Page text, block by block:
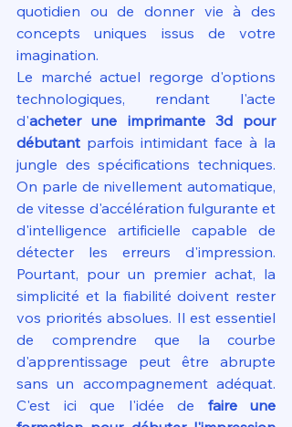
quotidien ou de donner vie à des
concepts uniques issus de votre
imagination.
Le marché actuel regorge d'options
technologiques, rendant l'acte
d'acheter une imprimante 3d pour
débutant parfois intimidant face à la
jungle des spécifications techniques.
On parle de nivellement automatique,
de vitesse d'accélération fulgurante et
d'intelligence artificielle capable de
détecter les erreurs d'impression.
Pourtant, pour un premier achat, la
simplicité et la fiabilité doivent rester
vos priorités absolues. Il est essentiel
de comprendre que la courbe
d'apprentissage peut être abrupte
sans un accompagnement adéquat.
C'est ici que l'idée de faire une